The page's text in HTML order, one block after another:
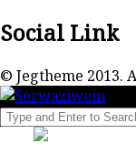
Social Link
© Jegtheme 2013.